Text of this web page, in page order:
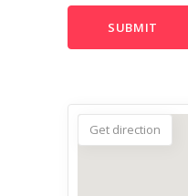
Get direction